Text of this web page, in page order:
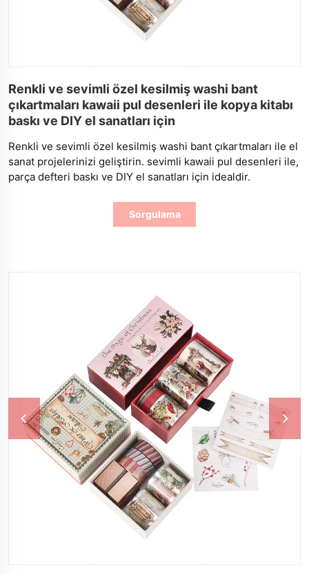
Renkli ve sevimli özel kesilmiş washi bant
çıkartmaları kawaii pul desenleri ile kopya kitabı
baskı ve DIY el sanatları için
Renkli ve sevimli özel kesilmiş washi bant çıkartmaları ile el
sanat projelerinizi geliştirin. sevimli kawaii pul desenleri ile,
parça defteri baskı ve DIY el sanatları için idealdir.
Sorgulama